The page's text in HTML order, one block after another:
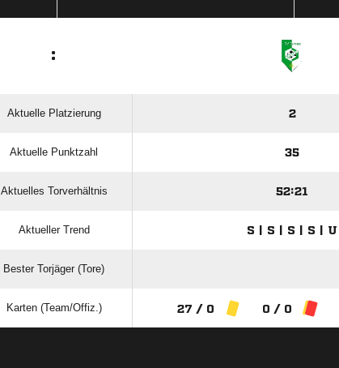
:
Aktuelle Platzierung 2
Aktuelle Punktzahl 35
Aktuelles Torverhältnis 52:21
Aktueller Trend S | S | S | S | U
Bester Torjäger (Tore)
Karten (Team/Offiz.) 27 / 0 0 / 0